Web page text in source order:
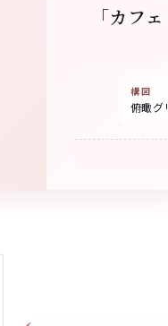
「カフ
構図
俯瞰グ